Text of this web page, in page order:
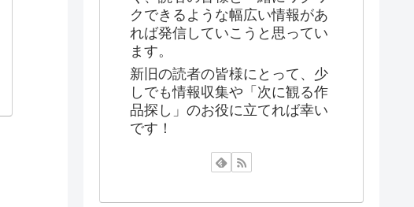
クできるような幅広い情報があ
れば発信していこうと思ってい
ます。
新旧の読者の皆様にとって、少
しでも情報収集や「次に観る作
品探し」のお役に立てれば幸い
です！